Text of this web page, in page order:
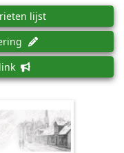
lijst